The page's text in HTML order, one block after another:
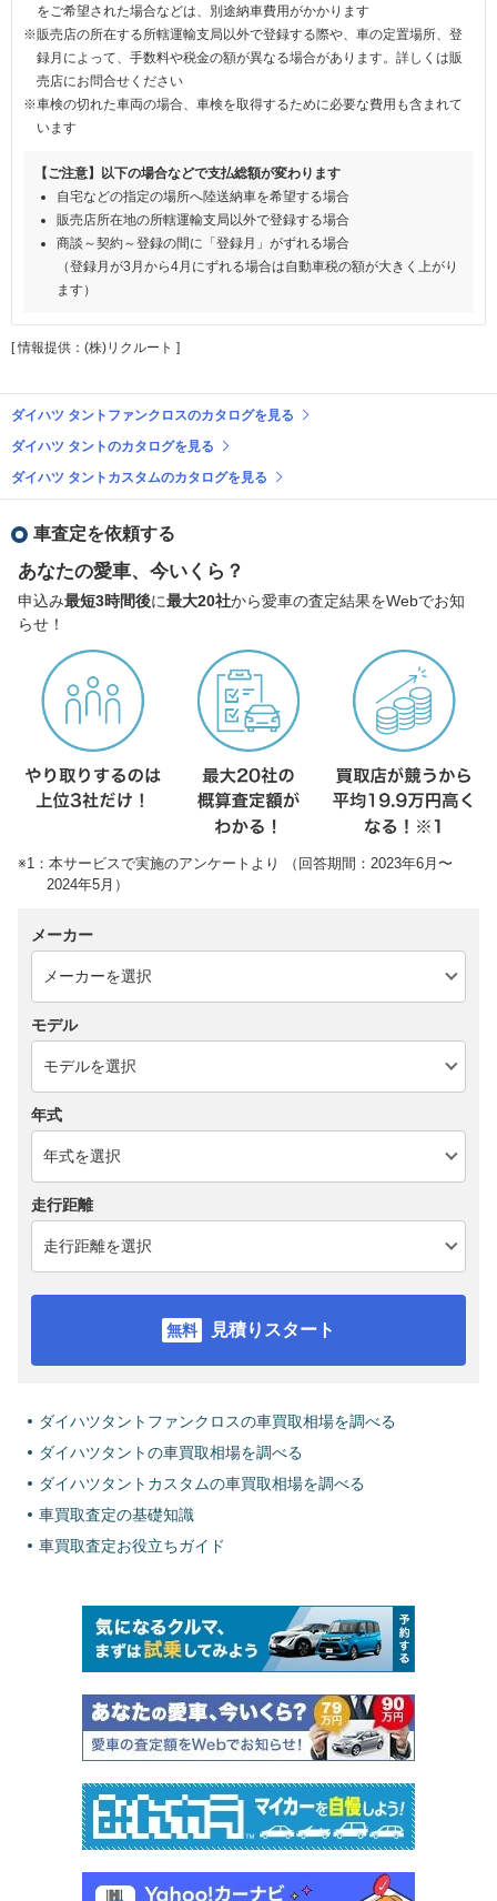
をご希望された場合などは、別途納車費用がかかります
※販売店の所在する所轄運輸支局以外で登録する際や、車の定置場所、登
録月によって、手数料や税金の額が異なる場合があります。詳しくは販
売店にお問合せください
※車検の切れた車両の場合、車検を取得するために必要な費用も含まれて
います
【ご注意】以下の場合などで支払総額が変わります
自宅などの指定の場所へ陸送納車を希望する場合
販売店所在地の所轄運輸支局以外で登録する場合
商談～契約～登録の間に「登録月」がずれる場合
（登録月が3月から4月にずれる場合は自動車税の額が大きく上がり
ます）
[ 情報提供：(株)リクルート ]
ダイハツ タントファンクロスのカタログを見る
ダイハツ タントのカタログを見る
ダイハツ タントカスタムのカタログを見る
車査定を依頼する
あなたの愛車、今いくら？
申込み最短3時間後に最大20社から愛車の査定結果をWebでお知
らせ！
※1：本サービスで実施のアンケートより （回答期間：2023年6月〜
2024年5月）
メーカー
モデル
年式
走行距離
見積りスタート
ダイハツタントファンクロスの車買取相場を調べる
ダイハツタントの車買取相場を調べる
ダイハツタントカスタムの車買取相場を調べる
車買取査定の基礎知識
車買取査定お役立ちガイド